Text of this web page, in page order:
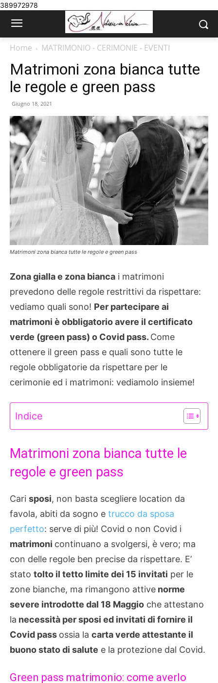
389972978
Home MATRIMONIO - CERIMONIE - EVENTI
Matrimoni zona bianca tutte
le regole e green pass
Giugno 18, 2021
Matrimoni zona bianca tutte le regole e green pass
Zona gialla e zona bianca i matrimoni
prevedono delle regole restrittivi da rispettare:
vediamo quali sono! Per partecipare ai
matrimoni è obbligatorio avere il certificato
verde (green pass) o Covid pass. Come
ottenere il green pass e quali sono tutte le
regole obbligatorie da rispettare per le
cerimonie ed i matrimoni: vediamolo insieme!
Indice
Matrimoni zona bianca tutte le
regole e green pass
Cari sposi, non basta scegliere location da
favola, abiti da sogno e trucco da sposa
perfetto: serve di più! Covid o non Covid i
matrimoni continuano a svolgersi, è vero; ma
con delle regole ben precise da rispettare. E’
stato tolto il tetto limite dei 15 invitati per le
zone bianche, ma rimangono attive norme
severe introdotte dal 18 Maggio che attestano
la necessità per sposi ed invitati di fornire il
Covid pass ossia la carta verde attestante il
buono stato di salute e la protezione dal Covid.
Green pass matrimonio: come averlo